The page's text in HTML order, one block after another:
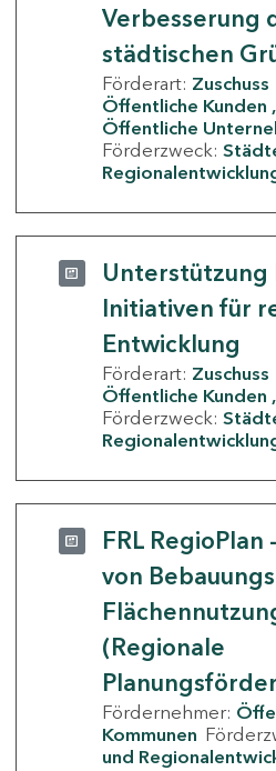
Verbesserung
städtischen
Förderart: Zuschuss
Öffentliche Kunden
Öffentliche
Förderzweck:
Unterstützung
Initiativen für
Entwicklung
Förderart: Zuschuss
Öffentliche Kunden
Förderzweck:
FRL
von
(Regionale
Fördernehmer:
Kommunen
und